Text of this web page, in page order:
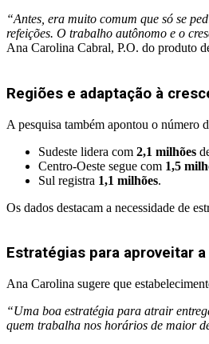
“Antes, era muito comum que só se
refeições. O trabalho autônomo e o
Ana Carolina Cabral, P.O. do produto
Regiões e adaptação à
A pesquisa também apontou o número
Sudeste lidera com 2,1 milhões
Centro-Oeste segue com 1,5
Sul registra 1,1 milhões.
Os dados destacam a necessidade de
Estratégias para aproveitar
Ana Carolina sugere que
“Uma boa estratégia para atrair
quem trabalha nos horários de maior